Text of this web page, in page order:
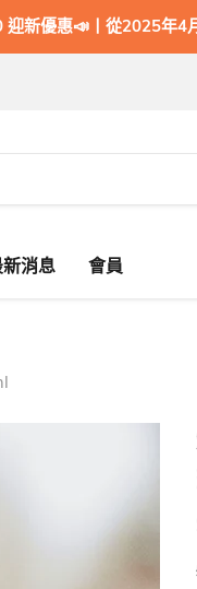
新優惠📣丨從2025年
消息 會員